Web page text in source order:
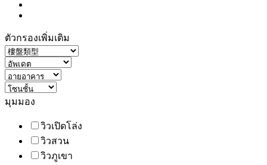
ตัวกรองเพิ่มเติม
มุมมอง
วิวเปิดโล่ง
วิวสวน
วิวภูเขา